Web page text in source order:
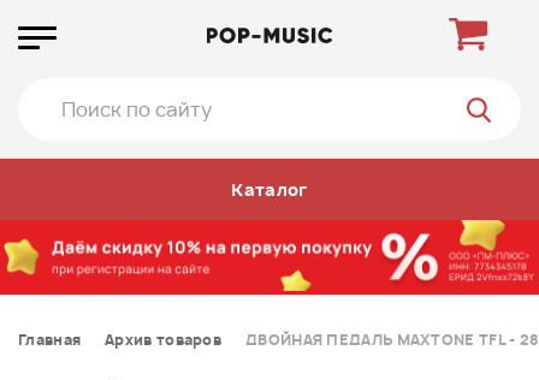
Каталог
Главная Архив товаров ДВОЙНАЯ ПЕДАЛЬ MAXTONE TFL -